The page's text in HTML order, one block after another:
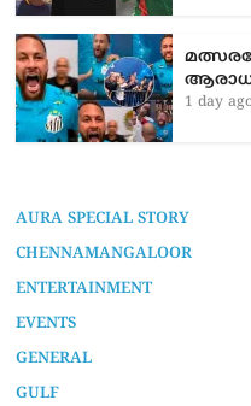
1 day
AURA SPECIAL STORY
CHENNAMANGALOOR
ENTERTAINMENT
EVENTS
GENERAL
GULF